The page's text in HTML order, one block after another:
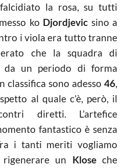
la rosa, su tutti
ko Djordjevic sino a
i viola era tutto tranne
che la squadra di
da un periodo di forma
sono adesso 46,
al quale c’è, però, il
diretti. L’artefice
fantastico è senza
i tanti meriti vogliamo
un Kloseche